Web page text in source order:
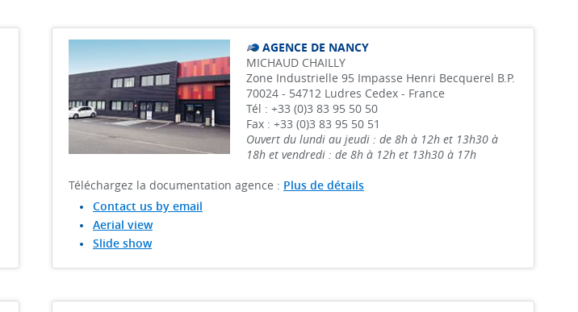
AGENCE DE NANCY
MICHAUD CHAILLY
Zone Industrielle 95 Impasse Henri Becquerel B.P.
70024 - 54712 Ludres Cedex - France
Tél : +33 (0)3 83 95 50 50
Fax : +33 (0)3 83 95 50 51
Ouvert du lundi au jeudi : de 8h à 12h et 13h30 à
18h et vendredi : de 8h à 12h et 13h30 à 17h
Téléchargez la documentation agence : Plus de détails
Contact us by email
Aerial view
Slide show